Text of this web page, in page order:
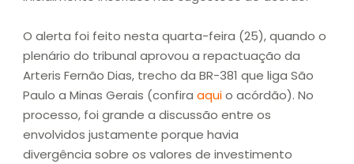
O alerta foi feito nesta quarta-feira (25), quando o
plenário do tribunal aprovou a repactuação da
Arteris Fernão Dias, trecho da BR-381 que liga São
Paulo a Minas Gerais (confira aquio acórdão). No
processo, foi grande a discussão entre os
envolvidos justamente porque havia
divergência sobre os valores de investimento